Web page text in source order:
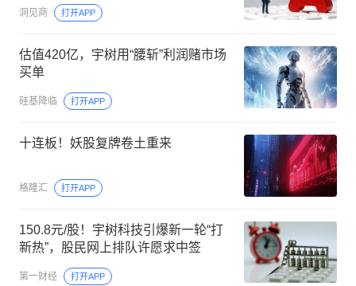
洞见商 打开APP
估值420亿，宇树用“腰斩”利润赌市场
买单
硅基降临 打开APP
十连板！妖股复牌卷土重来
格隆汇 打开APP
150.8元/股！宇树科技引爆新一轮“打
新热”，股民网上排队许愿求中签
第一财经 打开APP